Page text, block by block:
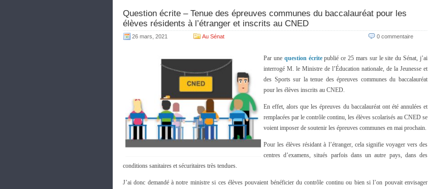
Question écrite – Tenue des épreuves communes du baccalauréat pour les
élèves résidents à l’étranger et inscrits au CNED
26 mars, 2021 Au Sénat 0 commentaire
Par une question écritepublié ce 25 mars sur le site du Sénat, j’ai
interrogé M. le Ministre de l’Éducation nationale, de la Jeunesse et
des Sports sur la tenue des épreuves communes du baccalauréat
pour les élèves inscrits au CNED.
En effet, alors que les épreuves du baccalauréat ont été annulées et
remplacées par le contrôle continu, les élèves scolarisés au CNED se
voient imposer de soutenir les épreuves communes en mai prochain.
Pour les élèves résidant à l’étranger, cela signifie voyager vers des
centres d’examens, situés parfois dans un autre pays, dans des
conditions sanitaires et sécuritaires très tendues.
J’ai donc demandé à notre ministre si ces élèves pouvaient bénéficier du contrôle continu ou bien si l’on pouvait envisager